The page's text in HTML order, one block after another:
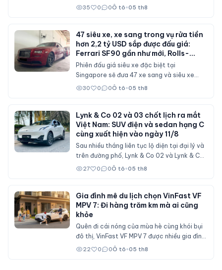
lốp trước phát nổ trong bài thử nghiệm trên
35 0 0Ô tô•05 th8
47 siêu xe, xe sang trong vụ rửa tiền
hơn 2,2 tỷ USD sắp được đấu giá:
Ferrari SF90 gần như mới, Rolls-
Royce xếp hàng dài
Phiên đấu giá siêu xe đặc biệt tại
Singapore sẽ đưa 47 xe sang và siêu xe
từng bị tịch thu trong vụ rửa tiền hơn 2,2 tỷ
giới sưu tầm trên toàn thế giới.
30 0 0Ô tô•05 th8
Lynk & Co 02 và 03 chốt lịch ra mắt
Việt Nam: SUV điện và sedan hạng C
cùng xuất hiện vào ngày 11/8
Sau nhiều tháng liên tục lộ diện tại đại lý và
trên đường phố, Lynk & Co 02 và Lynk & Co
03 đã chính thức ấn định ngày ra mắt thị
của một mẫu SUV thuần điện và một mẫu
sedan hạng C mới.
27 0 0Ô tô•05 th8
Gia đình mê du lịch chọn VinFast VF
MPV 7: Đi hàng trăm km mà ai cũng
khỏe
Quên đi cái nóng của mùa hè cùng khói bụi
đô thị, VinFast VF MPV 7 được nhiều gia đình
Việt ưu tiên lựa chọn cho các chuyến du lịch
22 0 0Ô tô•05 th8